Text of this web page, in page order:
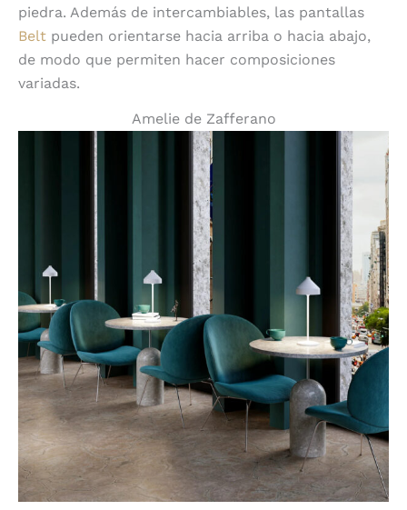
piedra. Además de intercambiables, las pantallas
Belt pueden orientarse hacia arriba o hacia abajo,
de modo que permiten hacer composiciones
variadas.
Amelie de Zafferano